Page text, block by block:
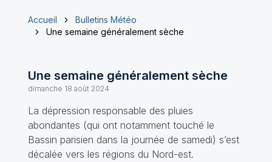
Accueil
Bulletins Météo
Une semaine généralement sèche
Une semaine généralement sèche
dimanche 18 août 2024
La dépression responsable des pluies
abondantes (qui ont notamment touché le
Bassin parisien dans la journée de samedi) s’est
décalée vers les régions du Nord-est.